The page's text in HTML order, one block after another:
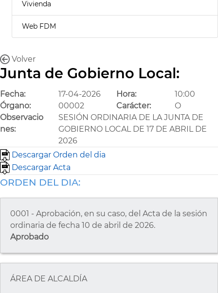
Vivienda
Web FDM
Volver
Junta de Gobierno Local:
Fecha: 17-04-2026 Hora:
10:00
Órgano:
00002 Carácter:
O
Observacio
nes:
SESIÓN ORDINARIA DE LA JUNTA DE
GOBIERNO LOCAL DE 17 DE ABRIL DE
2026
Descargar Orden del dia
Descargar Acta
ORDEN DEL DIA:
0001 - Aprobación, en su caso, del Acta de la sesión
ordinaria de fecha 10 de abril de 2026.
Aprobado
ÁREA DE ALCALDÍA